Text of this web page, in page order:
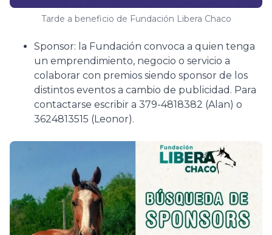
Tarde a beneficio de Fundación Libera Chaco
Sponsor: la Fundación convoca a quien tenga
un emprendimiento, negocio o servicio a
colaborar con premios siendo sponsor de los
distintos eventos a cambio de publicidad. Para
contactarse escribir a 379-4818382 (Alan) o
3624813515 (Leonor).